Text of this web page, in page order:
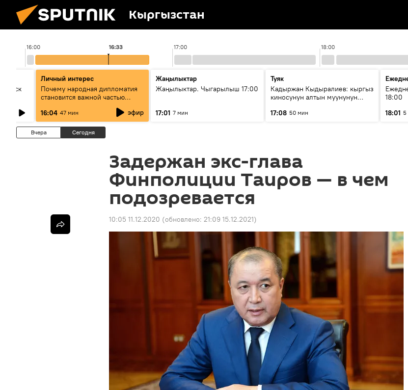
Кыргызстан
16:00 17:00 18:00
16:33
Личный интерес
Почему народная дипломатия
становится важной частью
сотрудничества
16:04 47 мин эфир
Жаңылыктар
Жаңылыктар. Чыгарылыш 17:00
17:01 7 мин
Туяк
Кадыржан Кыдыралиев: кыргыз
киносунун алтын муунунун
17:08 50 мин
18:00
18:01 5
Вчера Сегодня
Задержан экс-глава
Финполиции Таиров — в чем
подозревается
10:05 11.12.2020 (обновлено: 21:09 15.12.2021)